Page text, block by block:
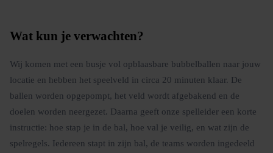
Wat kun je verwachten?
Wij komen met een busje vol opblaasbare bubbelballen naar jouw
locatie en hebben het speelveld in circa 20 minuten klaar. De
ballen worden opgepompt, het veld wordt afgebakend en de
doelen worden neergezet. Daarna geeft onze spelleider een korte
instructie: hoe stap je in de bal, hoe val je veilig, en wat zijn de
spelregels. Iedereen stapt in zijn bal, de teams worden ingedeeld